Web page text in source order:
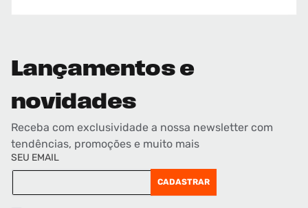
Lançamentos e
novidades
Receba com exclusividade a nossa newsletter com
tendências, promoções e muito mais
SEU EMAIL
CADASTRAR